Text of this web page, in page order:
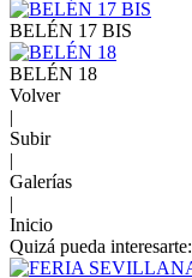
BELÉN 17 BIS
BELÉN 18
Volver
|
Subir
|
Galerías
|
Inicio
Quizá pueda interesarte: